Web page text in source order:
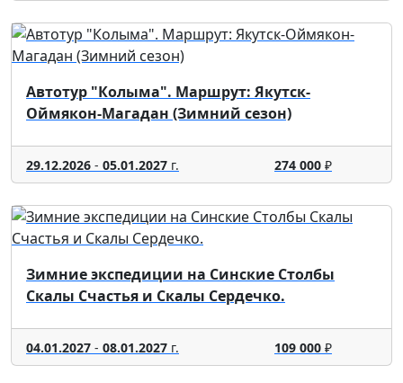
Автотур "Колыма". Маршрут: Якутск-
Оймякон-Магадан (Зимний сезон)
29.12.2026 - 05.01.2027 г. 274 000₽
Зимние экспедиции на Синские Столбы
Скалы Счастья и Скалы Сердечко.
04.01.2027 - 08.01.2027 г. 109 000₽